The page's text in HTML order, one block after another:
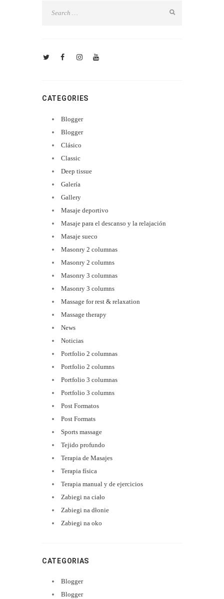
CATEGORIES
Blogger
Blogger
Clásico
Classic
Deep tissue
Galería
Gallery
Masaje deportivo
Masaje para el descanso y la relajación
Masaje sueco
Masonry 2 columnas
Masonry 2 columns
Masonry 3 columnas
Masonry 3 columns
Massage for rest & relaxation
Massage therapy
News
Noticias
Portfolio 2 columnas
Portfolio 2 columns
Portfolio 3 columnas
Portfolio 3 columns
Post Formatos
Post Formats
Sports massage
Tejido profundo
Terapia de Masajes
Terapia física
Terapia manual y de ejercicios
Zabiegi na ciało
Zabiegi na dłonie
Zabiegi na oko
CATEGORIAS
Blogger
Blogger